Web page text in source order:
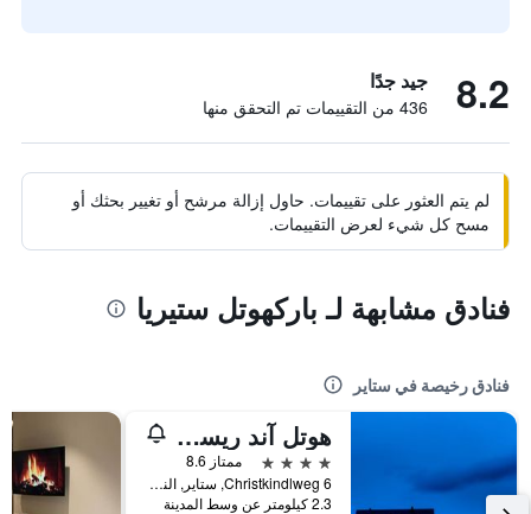
8.2 جيد جدًا
436 من التقييمات تم التحقق منها
لم يتم العثور على تقييمات. حاول إزالة مرشح أو تغيير بحثك أو
مسح كل شيء لعرض التقييمات.
فنادق مشابهة لـ باركهوتل ستيريا
فنادق رخيصة في ستاير
هوتل آند ريستورانت كريستكيندلفيرت
4 نجوم
ممتاز 8.6
Christkindlweg 6, ستاير, النمسا العليا, النمسا
2.3 كيلومتر عن وسط المدينة